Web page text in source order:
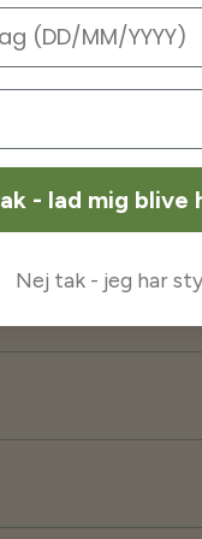
stillede
- lad mig blive
Nej tak - jeg har